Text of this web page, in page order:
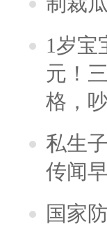
1岁宝
元！
格，
私生
传闻
国家